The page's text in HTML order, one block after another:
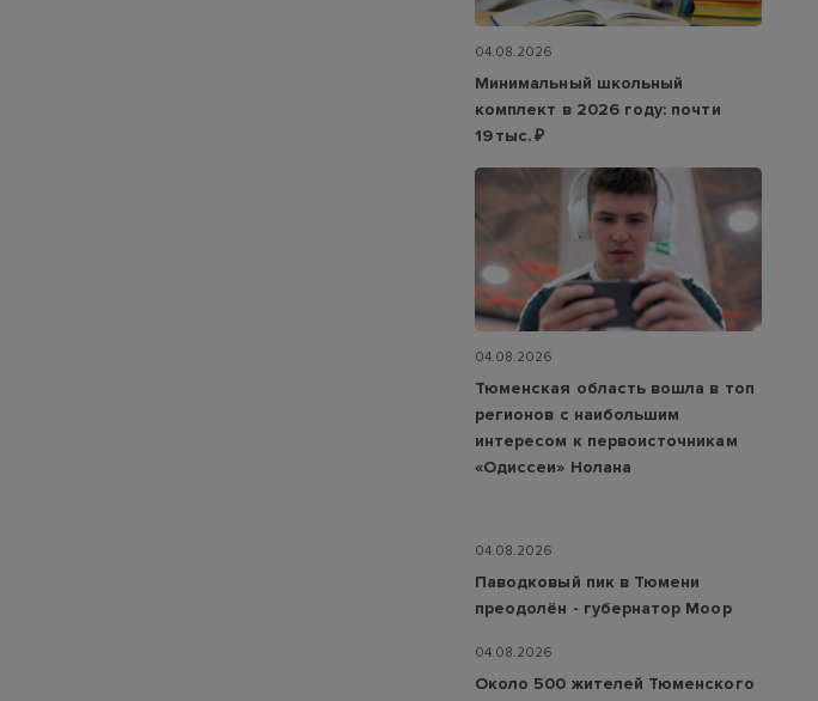
04.08.2026
Минимальный школьный
комплект в 2026 году: почти
19 тыс. ₽
04.08.2026
Тюменская область вошла в топ
регионов с наибольшим
интересом к первоисточникам
«Одиссеи» Нолана
04.08.2026
Паводковый пик в Тюмени
преодолён - губернатор Моор
04.08.2026
Около 500 жителей Тюменского